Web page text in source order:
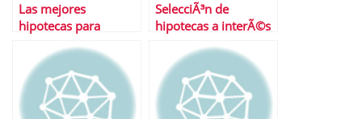
Las mejores
hipotecas para
SelecciÃ³n de
hipotecas a interÃ©s